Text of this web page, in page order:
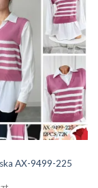
AX-9499-225